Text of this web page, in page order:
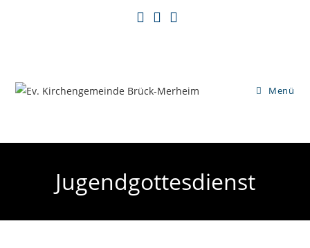
Menü
Jugendgottesdienst